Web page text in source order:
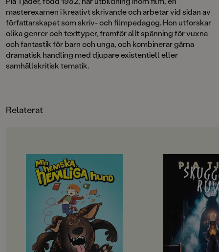
masterexamen i kreativt skrivande och arbetar vid sidan av
författarskapet som skriv- och filmpedagog. Hon utforskar
olika genrer och texttyper, framför allt spänning för vuxna
och fantastik för barn och unga, och kombinerar gärna
dramatisk handling med djupare existentiell eller
samhällskritisk tematik.
Relaterat
OM BOKEN
Alvar vaknar en morgon med en
märklig knöl på bröstet. Det visar
sig vara början på något helt
otroligt – och väldigt läskigt.
Ur knölen föds Morr, en hund som
är osynlig för alla andra men helt
verklig för Alvar. Morr är vild,
högljudd och ställer till problem i
Alvars liv, allra mest i skolan. Men
OM BOKEN
Har du ibland
populär, omtyckt
betydelsefull? När
musikläraren,
skola förändras
Luciatävlingen
kan nå sina
beredda att kämpa
henne. Plötsligt